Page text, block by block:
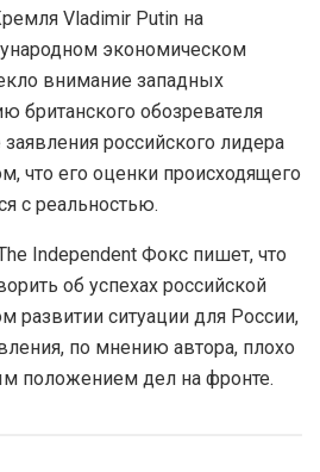
Vladimir Putin на
экономическом
внимание западных
британского обозревателя
российского лидера
что его оценки происходящего
с реальностью.
Independent Фокс пишет, что
об успехах российской
развитии ситуации для России,
по мнению автора, плохо
положением дел на фронте.